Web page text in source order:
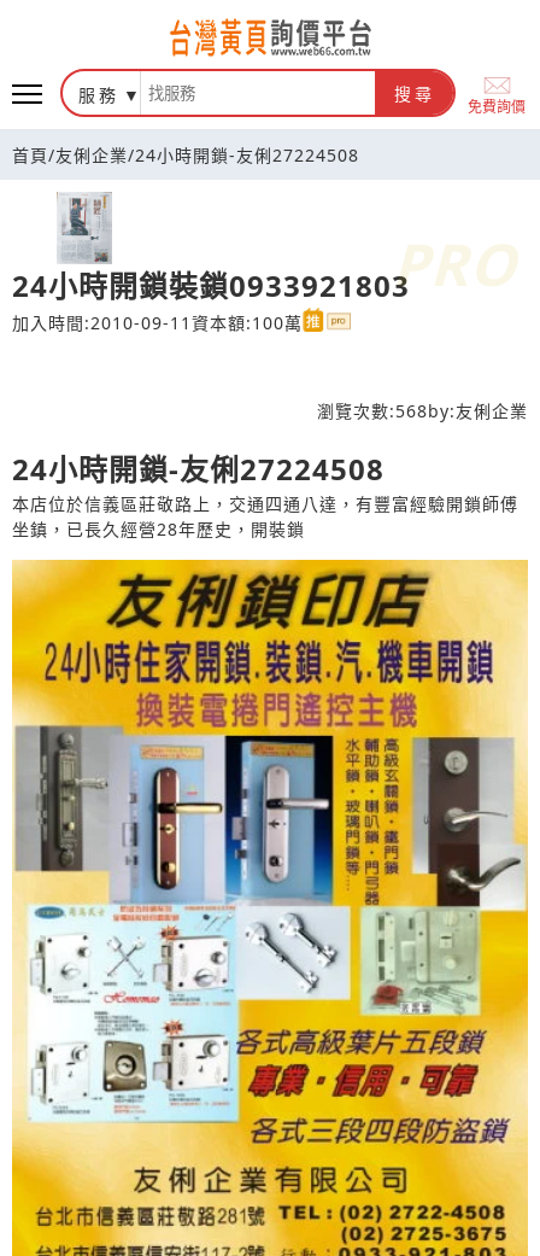
台灣黃頁詢價平台
服務 搜尋
免費詢價
首頁/友俐企業/24小時開鎖-友俐27224508
24小時開鎖裝鎖0933921803
加入時間:2010-09-11 資本額:100萬
瀏覽次數:568by:友俐企業
24小時開鎖-友俐27224508
本店位於信義區莊敬路上，交通四通八達，有豐富經驗開鎖師傅
坐鎮，已長久經營28年歷史，開裝鎖